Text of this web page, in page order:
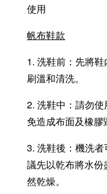
使用
帆布鞋款
1. 洗鞋前：先將
刷溫和清洗。
2. 洗鞋中：請勿
免造成布面及橡膠
3. 洗鞋後：機洗
議先以乾布將水
然乾燥。